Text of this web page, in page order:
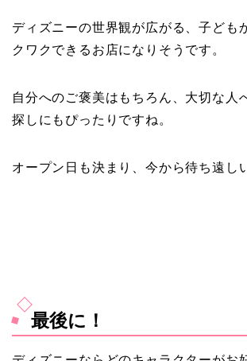
ディズニーの世界観が広がる、子ども
クワクできるお店になりそうです。
自分へのご褒美はもちろん、 大切な人
探しにもぴったりですね。
オープン日も決まり、今から待ち遠し
最後に！